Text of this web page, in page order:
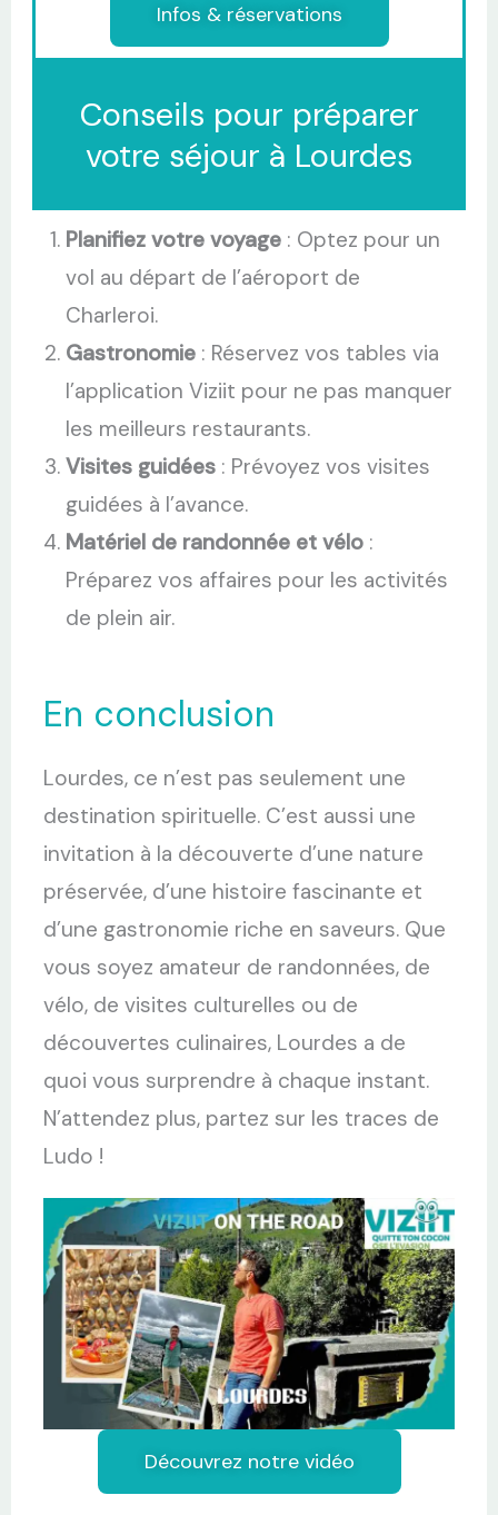
Infos & réservations
Conseils pour préparer
votre séjour à Lourdes
Planifiez votre voyage : Optez pour un
vol au départ de l’aéroport de
Charleroi.
Gastronomie : Réservez vos tables via
l’application Viziit pour ne pas manquer
les meilleurs restaurants.
Visites guidées : Prévoyez vos visites
guidées à l’avance.
Matériel de randonnée et vélo :
Préparez vos affaires pour les activités
de plein air.
En conclusion
Lourdes, ce n’est pas seulement une
destination spirituelle. C’est aussi une
invitation à la découverte d’une nature
préservée, d’une histoire fascinante et
d’une gastronomie riche en saveurs. Que
vous soyez amateur de randonnées, de
vélo, de visites culturelles ou de
découvertes culinaires, Lourdes a de
quoi vous surprendre à chaque instant.
N’attendez plus, partez sur les traces de
Ludo !
Découvrez notre vidéo